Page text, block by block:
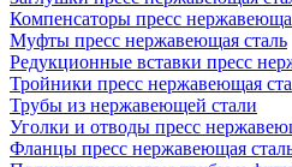
Компенсаторы пресс
Муфты пресс нержавеющая сталь
Редукционные вставки пресс
Тройники пресс нержавеющая
Трубы из нержавеющей стали
Уголки и отводы пресс
Фланцы пресс нержавеющая